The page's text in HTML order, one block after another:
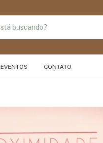
EVENTOS CONTATO